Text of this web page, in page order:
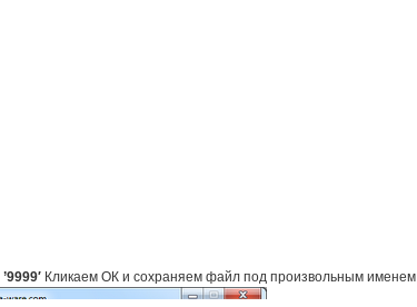
Кликаем ОК и сохраняем файл под произвольным